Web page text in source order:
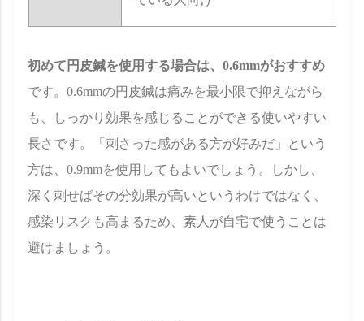
初めて円皮鍼を使用する場合は、0.6mmがおすすめ
です。0.6mmの円皮鍼は痛みを最小限で抑えながら
も、しっかり効果を感じることができる使いやすい
長さです。「刺さった感がある方が好みだ」という
方は、0.9mmを使用してもよいでしょう。しかし、
深く刺せばその分効果が高いというわけではなく、
感染リスクも高まるため、素人が自宅で使うことは
避けましょう。